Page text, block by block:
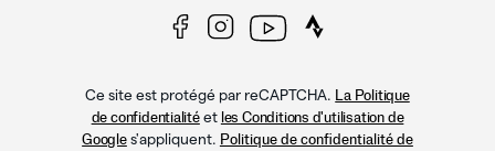
Ce site est protégé par reCAPTCHA. La Politique
de confidentialitéet les Conditions d'utilisation de
Googles'appliquent. Politique de confidentialité de